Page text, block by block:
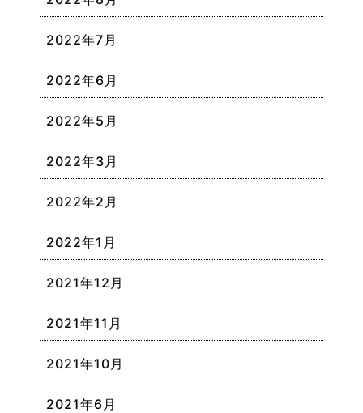
2022年7月
2022年6月
2022年5月
2022年3月
2022年2月
2022年1月
2021年12月
2021年11月
2021年10月
2021年6月